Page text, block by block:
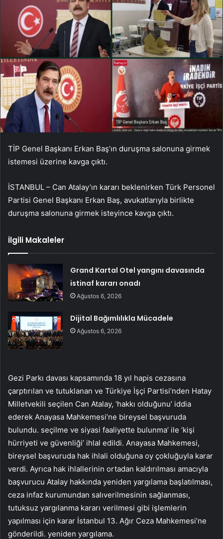
TİP Genel Başkanı Erkan Baş’ın duruşma salonuna girmek
istemesi üzerine kavga çıktı.
İSTANBUL – Can Atalay’ın kararı beklenirken Türk Personel
Partisi Genel Başkanı Erkan Baş, avukatlarıyla birlikte
duruşma salonuna girmek isteyince kavga çıktı.
İlgili Makaleler
Grand Kartal Otel yangını davasında
istinaf kararı onadı
Ağustos 6, 2026
Dijital Bağımlılıkla Mücadele
Ağustos 6, 2026
Gezi Parkı davası kapsamında 18 yıl hapis cezasına
çarptırılan ve tutuklanan ve Türkiye İşçi Partisi’nden Hatay
Milletvekili seçilen Can Atalay, ‘hakkı olduğunu’ iddia
ederek Anayasa Mahkemesi’ne bireysel başvuruda
bulundu. seçilme ve siyasi faaliyette bulunma’ ile ‘kişi
hürriyeti ve güvenliği’ ihlal edildi. Anayasa Mahkemesi,
bireysel başvuruda hak ihlali olduğuna oy çokluğuyla karar
verdi. Ayrıca hak ihlallerinin ortadan kaldırılması amacıyla
başvurucu Atalay hakkında yeniden yargılama başlatılması,
ceza infaz kurumundan salıverilmesinin sağlanması,
tutuksuz yargılanma kararı verilmesi gibi işlemlerin
yapılması için karar İstanbul 13. Ağır Ceza Mahkemesi’ne
gönderildi. yeniden yargılama.